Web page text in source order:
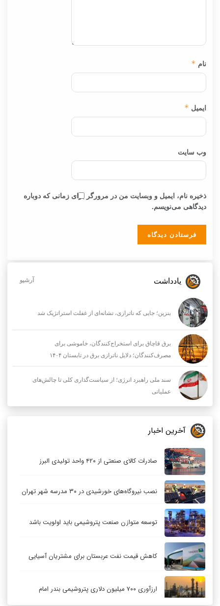
نام *
ایمیل *
وب‌ سایت
ذخیره نام، ایمیل و وبسایت من در مرورگر برای زمانی که دوباره
دیدگاهی می‌نویسم.
یادداشت آرشیو
بنزین؛ جایی که ناترازی، نشانه‌ای از غفلت استراتژیک شد
برق قاچاق برای استخراج‌کنندگان، خاموشی برای
مصرف‌کنندگان؛ دلایل ناترازی برق در تابستان ۱۴۰۴
سند ملی راهبرد انرژی؛ از سیاست‌گذاری کلی تا چالش‌های
عملیاتی
آخرین اخبار
صادرات کالای صنعتی از ۴۲۰ واحد تولیدی البرز
نصب نیروگاه‌های خورشیدی در ۳۰ مدرسه شهر تهران
توسعه متوازن صنعت پتروشیمی باید اولویت باشد
کاهش قیمت نفت عربستان برای مشتریان آسیایی
ارزآوری ۷۰۰ میلیون دلاری پتروشیمی بندر امام